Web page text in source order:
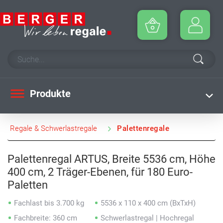
Produkte
Regale & Schwerlastregale Palettenregale
Palettenregal ARTUS, Breite 5536 cm, Höhe
400 cm, 2 Träger-Ebenen, für 180 Euro-
Paletten
Fachlast bis 3.700 kg
Fachbreite: 360 cm
5536 x 110 x 400 cm (BxTxH)
Schwerlastregal | Hochregal